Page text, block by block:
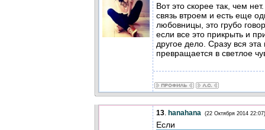
Вот это скорее так, чем
связь втроем и есть еще
любовницы, это грубо
если все это прикрыть и
другое дело. Сразу вся
превращается в светлое
13. hanahana (22 Октября 2014 22:07)
Если